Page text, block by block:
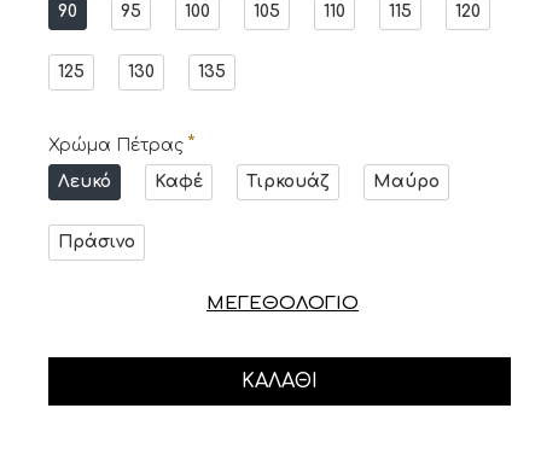
90
95 100 105 110 115 120
125 130 135
Χρώμα Πέτρας
Λευκό
Καφέ Τιρκουάζ Μαύρο
Πράσινο
ΚΑΛΆΘΙ
ΜΕΓΕΘΟΛΟΓΙΟ